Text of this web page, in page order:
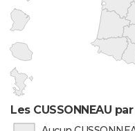
Les CUSSONNEAU